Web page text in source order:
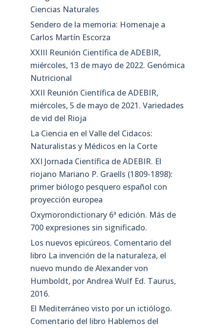
Ciencias Naturales
Sendero de la memoria: Homenaje a
Carlos Martín Escorza
XXIII Reunión Científica de ADEBIR,
miércoles, 13 de mayo de 2022. Genómica
Nutricional
XXII Reunión Científica de ADEBIR,
miércoles, 5 de mayo de 2021. Variedades
de vid del Rioja
La Ciencia en el Valle del Cidacos:
Naturalistas y Médicos en la Corte
XXI Jornada Científica de ADEBIR. El
riojano Mariano P. Graells (1809-1898):
primer biólogo pesquero español con
proyección europea
Oxymorondictionary 6ª edición. Más de
700 expresiones sin significado.
Los nuevos epicúreos. Comentario del
libro La invención de la naturaleza, el
nuevo mundo de Alexander von
Humboldt, por Andrea Wulf Ed. Taurus,
2016.
El Mediterráneo visto por un ictiólogo.
Comentario del libro Hablemos del